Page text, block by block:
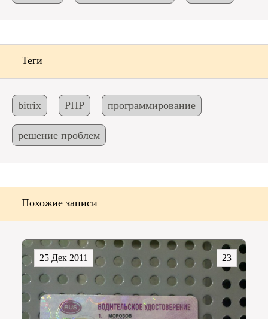
Теги
bitrix PHP программирование
решение проблем
Похожие записи
23
25 Дек 2011